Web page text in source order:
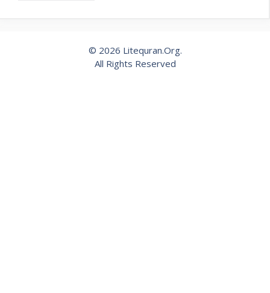
© 2026 Litequran.Org.
All Rights Reserved